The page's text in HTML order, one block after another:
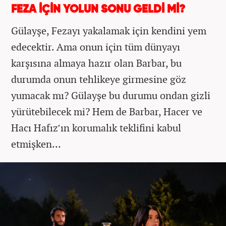
FEZA İÇİN YOLUN SONU GELDİ Mİ?
Gülayşe, Fezayı yakalamak için kendini yem
edecektir. Ama onun için tüm dünyayı
karşısına almaya hazır olan Barbar, bu
durumda onun tehlikeye girmesine göz
yumacak mı? Gülayşe bu durumu ondan gizli
yürütebilecek mi? Hem de Barbar, Hacer ve
Hacı Hafız’ın korumalık teklifini kabul
etmişken…